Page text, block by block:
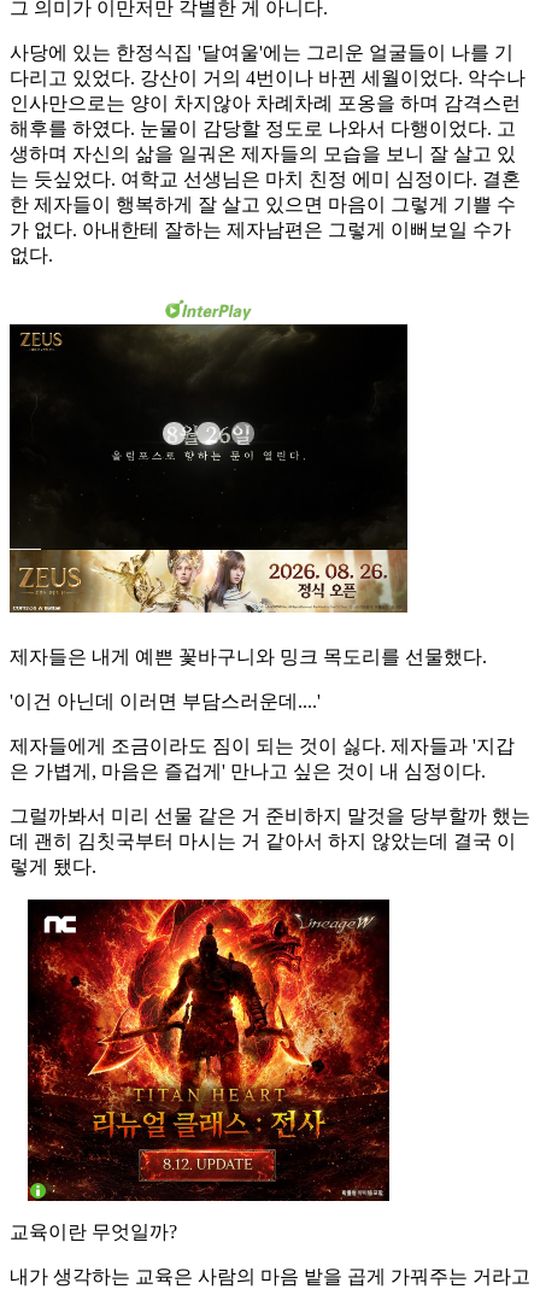
그 의미가 이만저만 각별한 게 아니다.
사당에 있는 한정식집 '달여울'에는 그리운 얼굴들이 나를 기
다리고 있었다. 강산이 거의 4번이나 바뀐 세월이었다. 악수나
인사만으로는 양이 차지않아 차례차례 포옹을 하며 감격스런
해후를 하였다. 눈물이 감당할 정도로 나와서 다행이었다. 고
생하며 자신의 삶을 일궈온 제자들의 모습을 보니 잘 살고 있
는 듯싶었다. 여학교 선생님은 마치 친정 에미 심정이다. 결혼
한 제자들이 행복하게 잘 살고 있으면 마음이 그렇게 기쁠 수
가 없다. 아내한테 잘하는 제자남편은 그렇게 이뻐보일 수가
없다.
제자들은 내게 예쁜 꽃바구니와 밍크 목도리를 선물했다.
'이건 아닌데 이러면 부담스러운데....'
제자들에게 조금이라도 짐이 되는 것이 싫다. 제자들과 '지갑
은 가볍게, 마음은 즐겁게' 만나고 싶은 것이 내 심정이다.
그럴까봐서 미리 선물 같은 거 준비하지 말것을 당부할까 했는
데 괜히 김칫국부터 마시는 거 같아서 하지 않았는데 결국 이
렇게 됐다.
교육이란 무엇일까?
내가 생각하는 교육은 사람의 마음 밭을 곱게 가꿔주는 거라고